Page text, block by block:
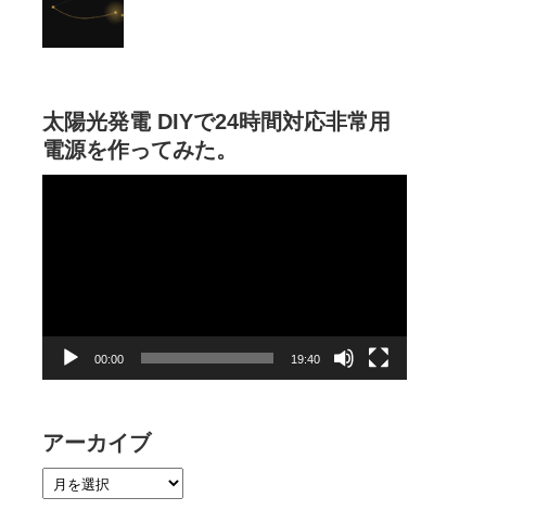
太陽光発電 DIYで24時間対応非常用
電源を作ってみた。
00:00 19:40
アーカイブ